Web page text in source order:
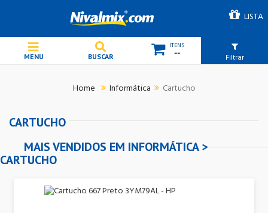
LISTA
-- Filtrar
Informática Cartucho
CARTUCHO
MAIS VENDIDOS EM INFORMÁTICA >
CARTUCHO